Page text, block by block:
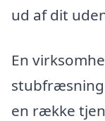
ud af dit
En
stubfræsning
en række